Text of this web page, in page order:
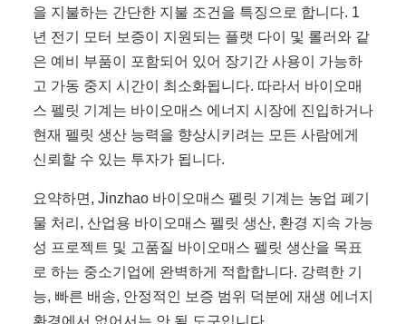
을 지불하는 간단한 지불 조건을 특징으로 합니다. 1
년 전기 모터 보증이 지원되는 플랫 다이 및 롤러와 같
은 예비 부품이 포함되어 있어 장기간 사용이 가능하
고 가동 중지 시간이 최소화됩니다. 따라서 바이오매
스 펠릿 기계는 바이오매스 에너지 시장에 진입하거나
현재 펠릿 생산 능력을 향상시키려는 모든 사람에게
신뢰할 수 있는 투자가 됩니다.
요약하면, Jinzhao 바이오매스 펠릿 기계는 농업 폐기
물 처리, 산업용 바이오매스 펠릿 생산, 환경 지속 가능
성 프로젝트 및 고품질 바이오매스 펠릿 생산을 목표
로 하는 중소기업에 완벽하게 적합합니다. 강력한 기
능, 빠른 배송, 안정적인 보증 범위 덕분에 재생 에너지
환경에서 없어서는 안 될 도구입니다.